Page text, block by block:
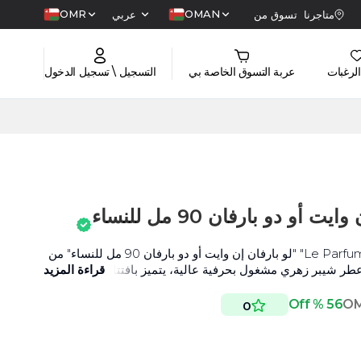
متاجرنا تسوق من OMAN عربي OMR
عربة التسوق الخاصة بي التسجيل \ تسجيل الدخول
دو بارفان 90 مل للنساء
عطر "Le Parfum In White Eau de Parfum" "لو بارفان إن وايت أو دو بارفان 90 مل للنساء" من
عطر شيبر زهري مشغول بحرفية عالية، يتميز بافتتاحية عطرية
قراءة المزيد
56 % Off
0